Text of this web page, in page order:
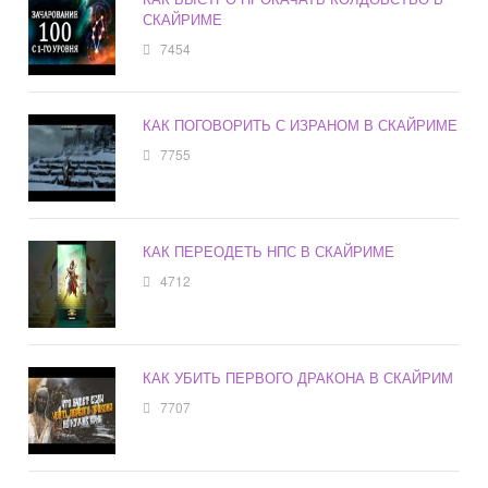
СКАЙРИМЕ
7454
КАК ПОГОВОРИТЬ С ИЗРАНОМ В СКАЙРИМЕ
7755
КАК ПЕРЕОДЕТЬ НПС В СКАЙРИМЕ
4712
КАК УБИТЬ ПЕРВОГО ДРАКОНА В СКАЙРИМ
7707